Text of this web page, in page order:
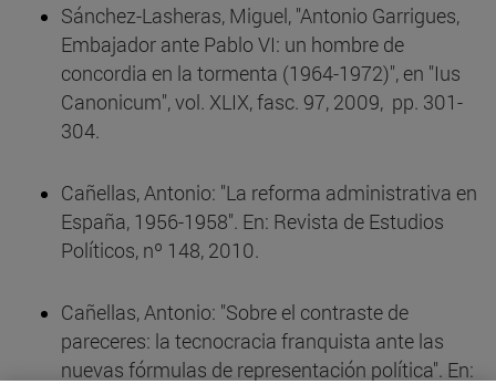
Sánchez-Lasheras, Miguel, "Antonio Garrigues,
Embajador ante Pablo VI: un hombre de
concordia en la tormenta (1964-1972)", en "Ius
Canonicum", vol. XLIX, fasc. 97, 2009, pp. 301-
304.
Cañellas, Antonio: "La reforma administrativa en
España, 1956-1958". En: Revista de Estudios
Políticos, nº 148, 2010.
Cañellas, Antonio: "Sobre el contraste de
pareceres: la tecnocracia franquista ante las
nuevas fórmulas de representación política". En: